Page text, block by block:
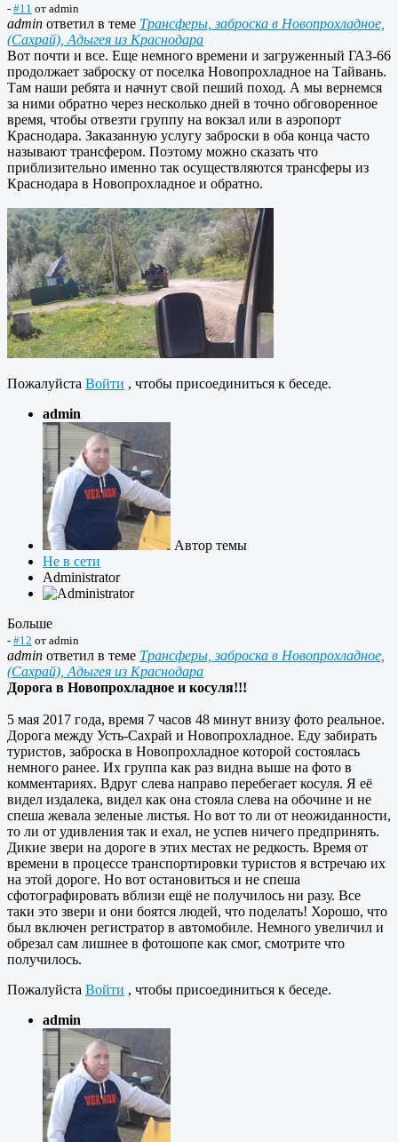
- #11 от admin
admin ответил в теме Трансферы, заброска в Новопрохладное,
(Сахрай), Адыгея из Краснодара
Вот почти и все. Еще немного времени и загруженный ГАЗ-66
продолжает заброску от поселка Новопрохладное на Тайвань.
Там наши ребята и начнут свой пеший поход. А мы вернемся
за ними обратно через несколько дней в точно обговоренное
время, чтобы отвезти группу на вокзал или в аэропорт
Краснодара. Заказанную услугу заброски в оба конца часто
называют трансфером. Поэтому можно сказать что
приблизительно именно так осуществляются трансферы из
Краснодара в Новопрохладное и обратно.
Пожалуйста Войти , чтобы присоединиться к беседе.
admin
Автор темы
Не в сети
Administrator
Больше
- #12 от admin
admin ответил в теме Трансферы, заброска в Новопрохладное,
(Сахрай), Адыгея из Краснодара
Дорога в Новопрохладное и косуля!!!
5 мая 2017 года, время 7 часов 48 минут внизу фото реальное.
Дорога между Усть-Сахрай и Новопрохладное. Еду забирать
туристов, заброска в Новопрохладное которой состоялась
немного ранее. Их группа как раз видна выше на фото в
комментариях. Вдруг слева направо перебегает косуля. Я её
видел издалека, видел как она стояла слева на обочине и не
спеша жевала зеленые листья. Но вот то ли от неожиданности,
то ли от удивления так и ехал, не успев ничего предпринять.
Дикие звери на дороге в этих местах не редкость. Время от
времени в процессе транспортировки туристов я встречаю их
на этой дороге. Но вот остановиться и не спеша
сфотографировать вблизи ещё не получилось ни разу. Все
таки это звери и они боятся людей, что поделать! Хорошо, что
был включен регистратор в автомобиле. Немного увеличил и
обрезал сам лишнее в фотошопе как смог, смотрите что
получилось.
Пожалуйста Войти , чтобы присоединиться к беседе.
admin